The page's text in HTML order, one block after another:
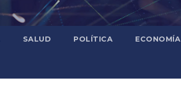
SALUD POLÍTICA ECONOMÍA